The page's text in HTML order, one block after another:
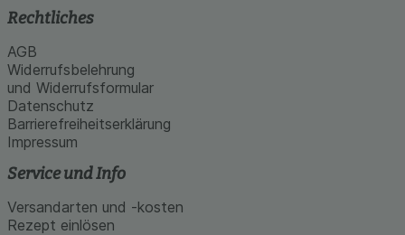
Rechtliches
AGB
Widerrufsbelehrung
und Widerrufsformular
Datenschutz
Barrierefreiheitserklärung
Impressum
Service und Info
Versandarten und -kosten
Rezept einlösen